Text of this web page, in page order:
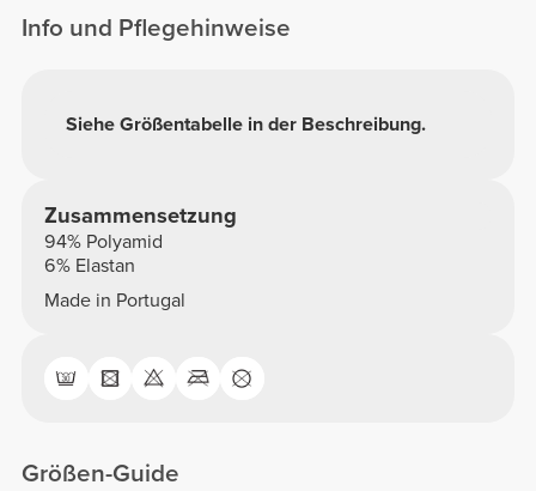
Info und Pflegehinweise
Siehe Größentabelle in der Beschreibung.
Zusammensetzung
94% Polyamid
6% Elastan
Made in Portugal
Größen-Guide